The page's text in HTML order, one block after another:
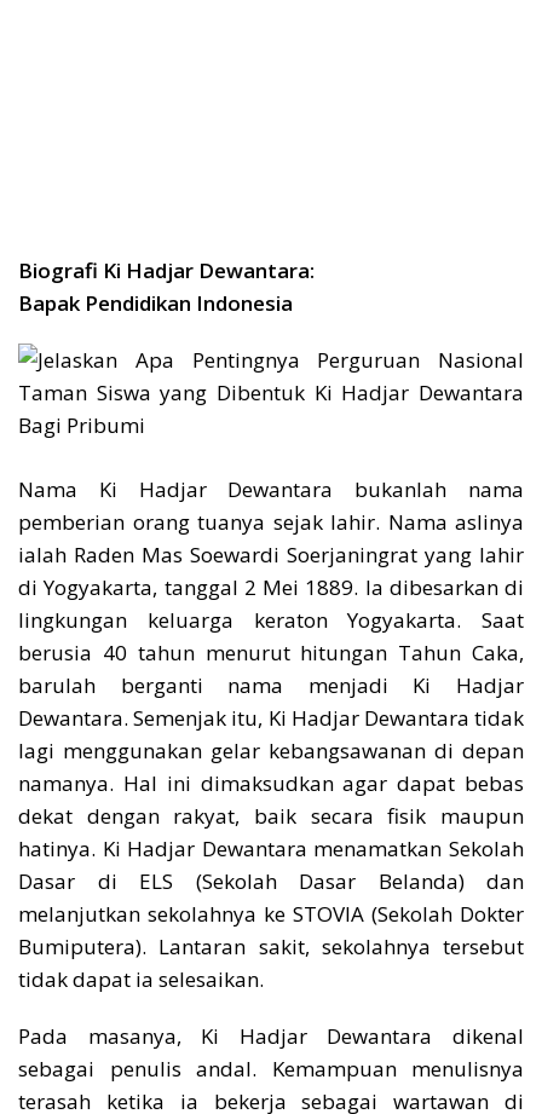
Biografi Ki Hadjar Dewantara:
Bapak Pendidikan Indonesia
Nama Ki Hadjar Dewantara bukanlah nama
pemberian orang tuanya sejak lahir. Nama aslinya
ialah Raden Mas Soewardi Soerjaningrat yang lahir
di Yogyakarta, tanggal 2 Mei 1889. Ia dibesarkan di
lingkungan keluarga keraton Yogyakarta. Saat
berusia 40 tahun menurut hitungan Tahun Caka,
barulah berganti nama menjadi Ki Hadjar
Dewantara. Semenjak itu, Ki Hadjar Dewantara tidak
lagi menggunakan gelar kebangsawanan di depan
namanya. Hal ini dimaksudkan agar dapat bebas
dekat dengan rakyat, baik secara fisik maupun
hatinya. Ki Hadjar Dewantara menamatkan Sekolah
Dasar di ELS (Sekolah Dasar Belanda) dan
melanjutkan sekolahnya ke STOVIA (Sekolah Dokter
Bumiputera). Lantaran sakit, sekolahnya tersebut
tidak dapat ia selesaikan.
Pada masanya, Ki Hadjar Dewantara dikenal
sebagai penulis andal. Kemampuan menulisnya
terasah ketika ia bekerja sebagai wartawan di